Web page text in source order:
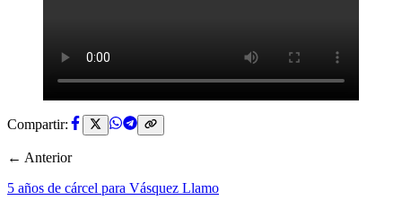
Compartir:
← Anterior
5 años de cárcel para Vásquez Llamo